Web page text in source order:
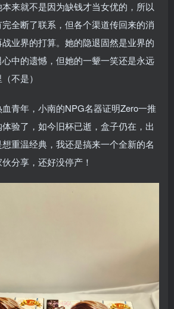
来就不是因为缺钱才当女优的，所以
全断了联系，但各个渠道传回来的消
战业界的打算。她的隐退固然是业界的
中的遗憾，但她的一颦一笑还是永远
不是）
青年，小南的NPG名器证明Zero一推
验了，如今旧杯已逝，盒子仍在，出
重温经典，我还是搞来一个全新的名
分享，还好没停产！